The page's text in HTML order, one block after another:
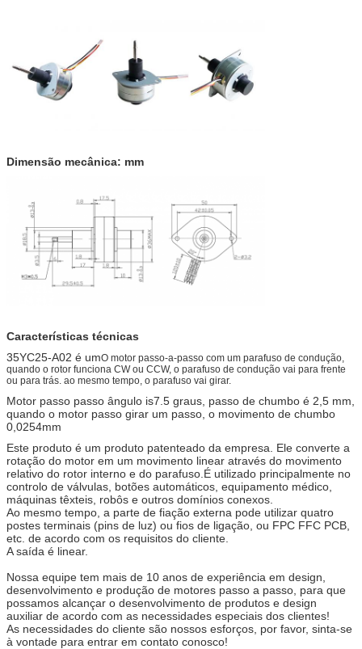
Dimensão mecânica: mm
Características técnicas
35YC25-A02 é umO motor passo-a-passo com um parafuso de condução,
quando o rotor funciona CW ou CCW, o parafuso de condução vai para frente
ou para trás. ao mesmo tempo, o parafuso vai girar.
Motor passo passo ângulo is7.5 graus, passo de chumbo é 2,5 mm,
quando o motor passo girar um passo, o movimento de chumbo
0,0254mm
Este produto é um produto patenteado da empresa. Ele converte a
rotação do motor em um movimento linear através do movimento
relativo do rotor interno e do parafuso.É utilizado principalmente no
controlo de válvulas, botões automáticos, equipamento médico,
máquinas têxteis, robôs e outros domínios conexos.
Ao mesmo tempo, a parte de fiação externa pode utilizar quatro
postes terminais (pins de luz) ou fios de ligação, ou FPC FFC PCB,
etc. de acordo com os requisitos do cliente.
A saída é linear.
Nossa equipe tem mais de 10 anos de experiência em design,
desenvolvimento e produção de motores passo a passo, para que
possamos alcançar o desenvolvimento de produtos e design
auxiliar de acordo com as necessidades especiais dos clientes!
As necessidades do cliente são nossos esforços, por favor, sinta-se
à vontade para entrar em contato conosco!